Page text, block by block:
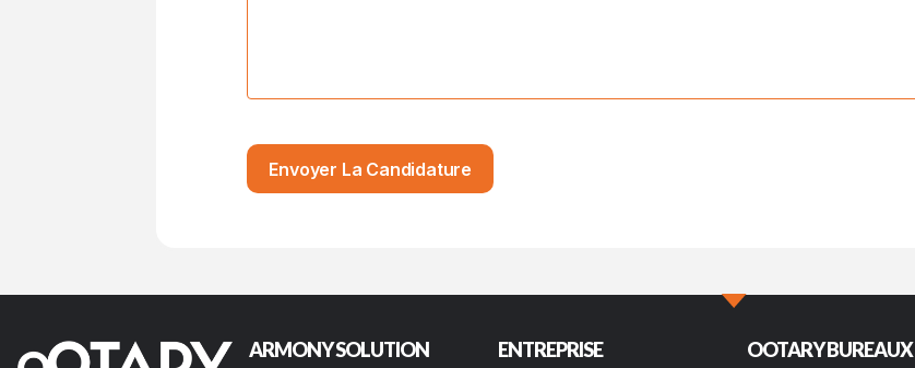
ARMONY SOLUTION ENTREPRISE OOTARY BUREAUX